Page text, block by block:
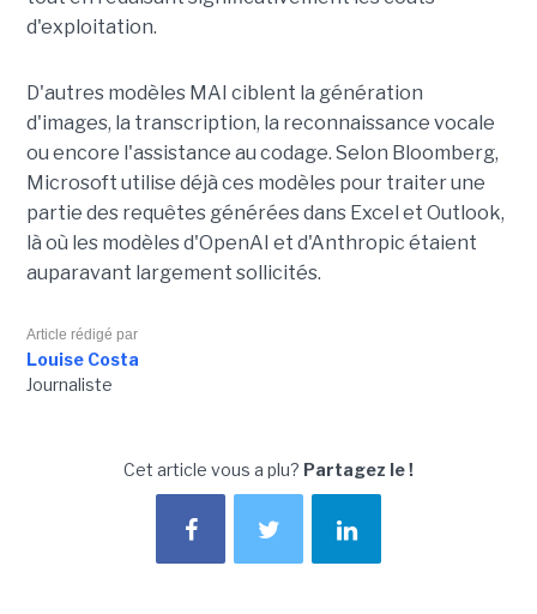
d'exploitation.
D'autres modèles MAI ciblent la génération
d'images, la transcription, la reconnaissance vocale
ou encore l'assistance au codage. Selon Bloomberg,
Microsoft utilise déjà ces modèles pour traiter une
partie des requêtes générées dans Excel et Outlook,
là où les modèles d'OpenAI et d'Anthropic étaient
auparavant largement sollicités.
Article rédigé par
Louise Costa
Journaliste
Cet article vous a plu? Partagez le !